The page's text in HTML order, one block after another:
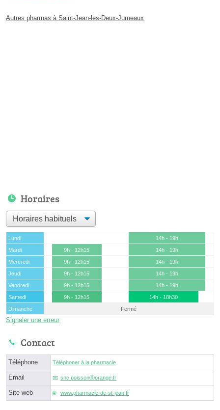
Autres pharmas à Saint-Jean-les-Deux-Jumeaux
Horaires
Lundi
14h - 19h
Mardi
9h - 12h15
14h - 19h
Mercredi
9h - 12h15
14h - 19h
Jeudi
9h - 12h15
14h - 19h
Vendredi
9h - 12h15
14h - 19h
Samedi
9h - 12h15
14h - 18h30
Dimanche
Fermé
Signaler une erreur
Contact
Téléphone Téléphoner à la pharmacie
Email snc.poissonⓐorange.fr
Site web www.pharmacie-de-st-jean.fr